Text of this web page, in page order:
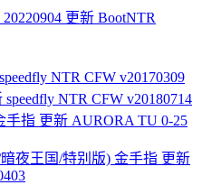
更新 BootNTR
NTR CFW v20170309
NTR CFW v20180714
手指 更新 AURORA TU 0-25
夜王国/特别版) 金手指 更新